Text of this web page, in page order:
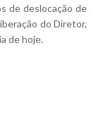
de deslocação de
do Diretor,
de hoje.